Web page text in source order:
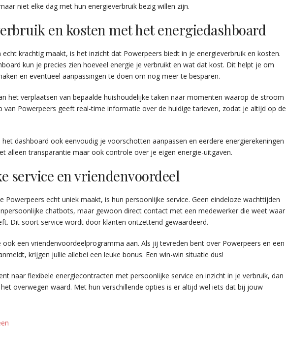
niet elke dag met hun energieverbruik bezig willen zijn.
en kosten met het energiedashboard
krachtig maakt, is het inzicht dat Powerpeers biedt in je energieverbruik en kosten.
kun je precies zien hoeveel energie je verbruikt en wat dat kost. Dit helpt je om
en eventueel aanpassingen te doen om nog meer te besparen.
het verplaatsen van bepaalde huishoudelijke taken naar momenten waarop de stroom
van Powerpeers geeft real-time informatie over de huidige tarieven, zodat je altijd op de
het dashboard ook eenvoudig je voorschotten aanpassen en eerdere energierekeningen
alleen transparantie maar ook controle over je eigen energie-uitgaven.
service en vriendenvoordeel
Powerpeers echt uniek maakt, is hun persoonlijke service. Geen eindeloze wachttijden
chatbots, maar gewoon direct contact met een medewerker die weet waar
Dit soort service wordt door klanten ontzettend gewaardeerd.
ook een vriendenvoordeelprogramma aan. Als jij tevreden bent over Powerpeers en een
krijgen jullie allebei een leuke bonus. Een win-win situatie dus!
naar flexibele energiecontracten met persoonlijke service en inzicht in je verbruik, dan
overwegen waard. Met hun verschillende opties is er altijd wel iets dat bij jouw